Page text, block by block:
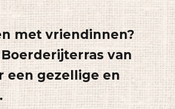
met vriendinnen?
van
een gezellige en